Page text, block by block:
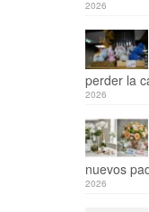
2026
perder la
2026
nuevos
2026